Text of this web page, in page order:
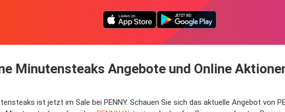
Minutensteaks Angebote und Online
ist jetzt im Sale bei PENNY. Schauen Sie sich das aktuelle Angebot von